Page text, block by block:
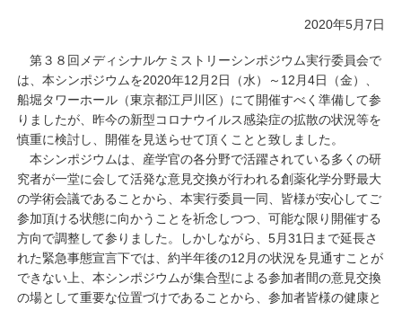
2020年5月7日
第３８回メディシナルケミストリーシンポジウム実行委員会で
は、本シンポジウムを2020年12月2日（水）～12月4日（金）、
船堀タワーホール（東京都江戸川区）にて開催すべく準備して参
りましたが、昨今の新型コロナウイルス感染症の拡散の状況等を
慎重に検討し、開催を見送らせて頂くことと致しました。
本シンポジウムは、産学官の各分野で活躍されている多くの研
究者が一堂に会して活発な意見交換が行われる創薬化学分野最大
の学術会議であることから、本実行委員一同、皆様が安心してご
参加頂ける状態に向かうことを祈念しつつ、可能な限り開催する
方向で調整して参りました。しかしながら、5月31日まで延長さ
れた緊急事態宣言下では、約半年後の12月の状況を見通すことが
できない上、本シンポジウムが集合型による参加者間の意見交換
の場として重要な位置づけであることから、参加者皆様の健康と